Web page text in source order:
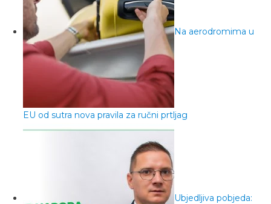
Na aerodromima u
EU od sutra nova pravila za ručni prtljag
Ubjedljiva pobjeda: